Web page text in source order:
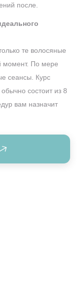
после.
те волосяные
момент. По мере
сеансы. Курс
состоит из 8
вам назначит